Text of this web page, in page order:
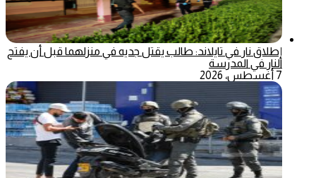
إطلاق نار في تايلاند: طالب يقتل جديه في منزلهما قبل أن يفتح
النار في المدرسة
7 أغسطس، 2026